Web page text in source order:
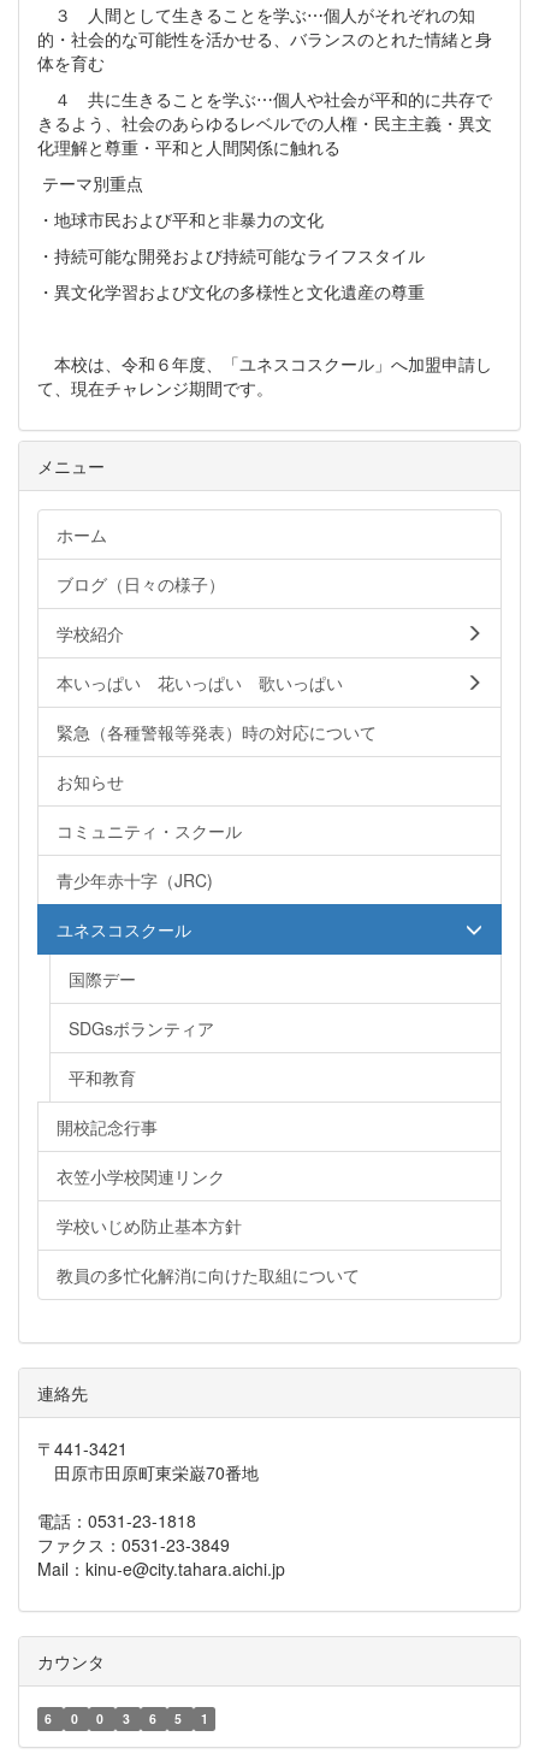
３ 人間として生きることを学ぶ⋯個人がそれぞれの知
的・社会的な可能性を活かせる、バランスのとれた情緒と身
体を育む
４ 共に生きることを学ぶ⋯個人や社会が平和的に共存で
きるよう、社会のあらゆるレベルでの人権・民主主義・異文
化理解と尊重・平和と人間関係に触れる
テーマ別重点
・地球市民および平和と非暴力の文化
・持続可能な開発および持続可能なライフスタイル
・異文化学習および文化の多様性と文化遺産の尊重
本校は、令和６年度、「ユネスコスクール」へ加盟申請し
て、現在チャレンジ期間です。
メニュー
ホーム
ブログ（日々の様子）
学校紹介
本いっぱい 花いっぱい 歌いっぱい
緊急（各種警報等発表）時の対応について
お知らせ
コミュニティ・スクール
青少年赤十字（JRC)
ユネスコスクール
国際デー
SDGsボランティア
平和教育
開校記念行事
衣笠小学校関連リンク
学校いじめ防止基本方針
教員の多忙化解消に向けた取組について
連絡先
〒441-3421
田原市田原町東栄巌70番地
電話：0531-23-1818
ファクス：0531-23-3849
Mail：kinu-e@city.tahara.aichi.jp
カウンタ
6 0 0 3 6 5 1